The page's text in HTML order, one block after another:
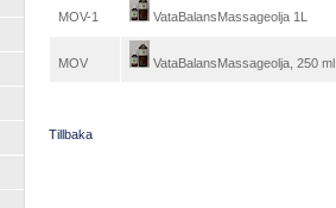
MOV-1 VataBalansMassageolja 1L
MOV VataBalansMassageolja, 250 ml
Tillbaka